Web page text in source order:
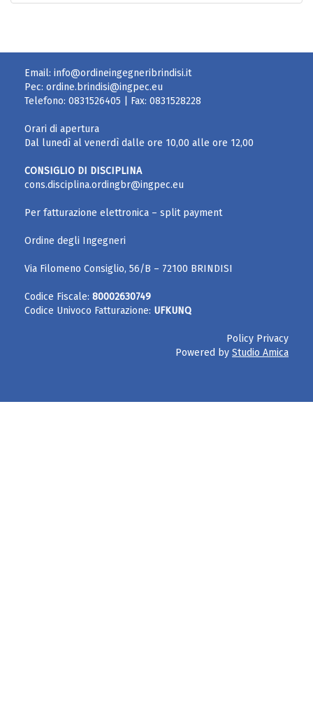
Email: info@ordineingegneribrindisi.it
Pec: ordine.brindisi@ingpec.eu
Telefono: 0831526405 | Fax: 0831528228
Orari di apertura
Dal lunedì al venerdì dalle ore 10,00 alle ore 12,00
CONSIGLIO DI DISCIPLINA
cons.disciplina.ordingbr@ingpec.eu
Per fatturazione elettronica – split payment
Ordine degli Ingegneri
Via Filomeno Consiglio, 56/B – 72100 BRINDISI
Codice Fiscale: 80002630749
Codice Univoco Fatturazione: UFKUNQ
Policy Privacy
Powered by Studio Amica